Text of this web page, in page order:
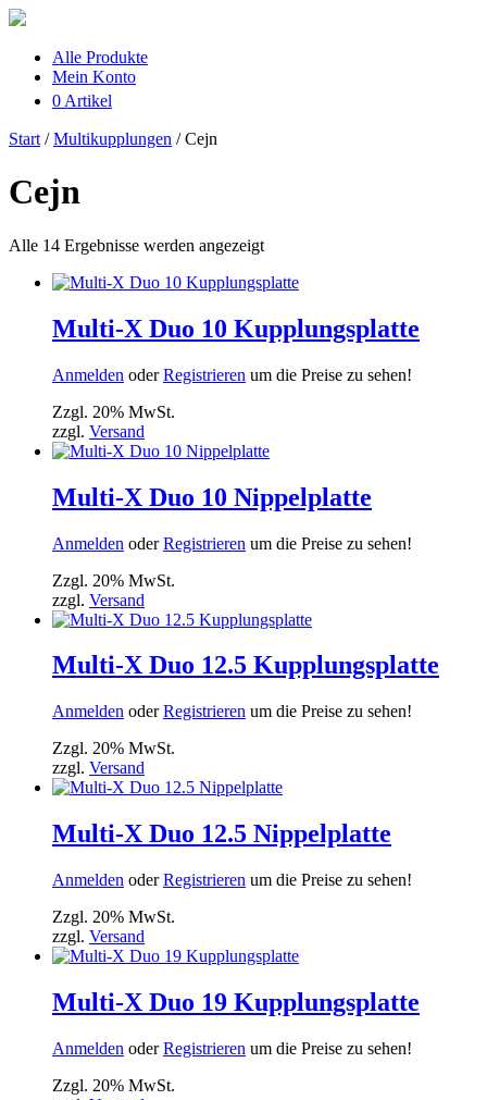
Alle Produkte
Mein Konto
0 Artikel
Start /Multikupplungen / Cejn
Cejn
Alle 14 Ergebnisse werden angezeigt
Multi-X Duo 10 Kupplungsplatte
Anmelden oderRegistrieren um die Preise zu sehen!
Zzgl. 20% MwSt.
zzgl. Versand
Multi-X Duo 10 Nippelplatte
Anmelden oderRegistrieren um die Preise zu sehen!
Zzgl. 20% MwSt.
zzgl. Versand
Multi-X Duo 12.5 Kupplungsplatte
Anmelden oderRegistrieren um die Preise zu sehen!
Zzgl. 20% MwSt.
zzgl. Versand
Multi-X Duo 12.5 Nippelplatte
Anmelden oderRegistrieren um die Preise zu sehen!
Zzgl. 20% MwSt.
zzgl. Versand
Multi-X Duo 19 Kupplungsplatte
Anmelden oderRegistrieren um die Preise zu sehen!
Zzgl. 20% MwSt.